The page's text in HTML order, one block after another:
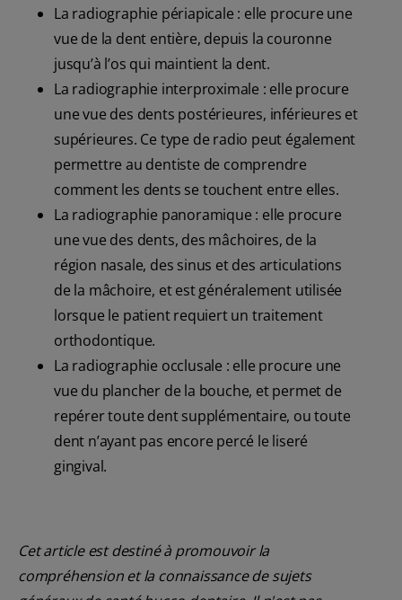
La radiographie périapicale : elle procure une
vue de la dent entière, depuis la couronne
jusqu’à l’os qui maintient la dent.
La radiographie interproximale : elle procure
une vue des dents postérieures, inférieures et
supérieures. Ce type de radio peut également
permettre au dentiste de comprendre
comment les dents se touchent entre elles.
La radiographie panoramique : elle procure
une vue des dents, des mâchoires, de la
région nasale, des sinus et des articulations
de la mâchoire, et est généralement utilisée
lorsque le patient requiert un traitement
orthodontique.
La radiographie occlusale : elle procure une
vue du plancher de la bouche, et permet de
repérer toute dent supplémentaire, ou toute
dent n’ayant pas encore percé le liseré
gingival.
Cet article est destiné à promouvoir la
compréhension et la connaissance de sujets